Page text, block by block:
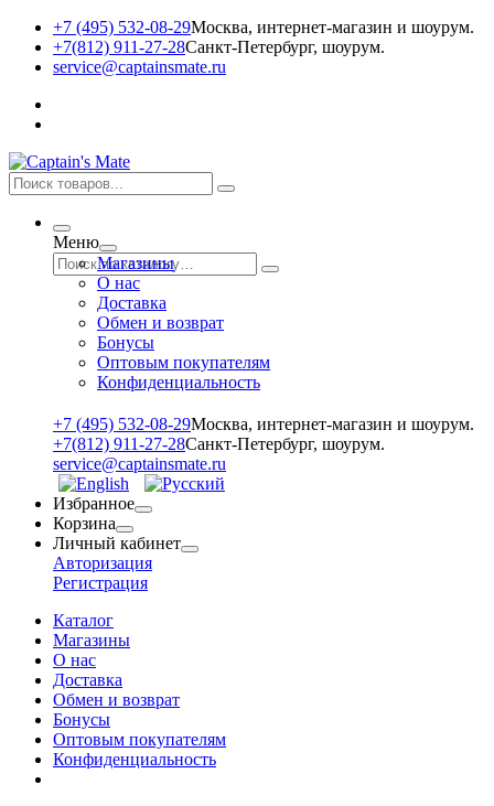
+7 (495) 532-08-29Москва, интернет-магазин и шоурум.
+7(812) 911-27-28Санкт-Петербург, шоурум.
service@captainsmate.ru
Меню
Магазины
О нас
Доставка
Обмен и возврат
Бонусы
Оптовым покупателям
Конфиденциальность
+7 (495) 532-08-29Москва, интернет-магазин и шоурум.
+7(812) 911-27-28Санкт-Петербург, шоурум.
service@captainsmate.ru
Избранное
Корзина
Личный кабинет
Авторизация
Регистрация
Каталог
Магазины
О нас
Доставка
Обмен и возврат
Бонусы
Оптовым покупателям
Конфиденциальность